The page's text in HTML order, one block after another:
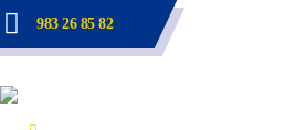
983 26 85 82